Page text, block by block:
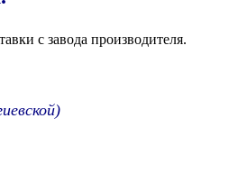
с завода производителя.
)